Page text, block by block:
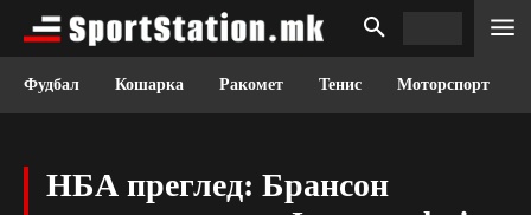
Фудбал Кошарка Ракомет Тенис Моторспорт
НБА преглед: Брансон